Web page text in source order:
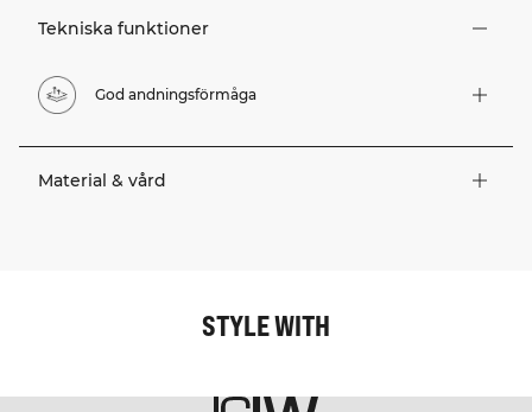
Tekniska funktioner
God andningsförmåga
Material & vård
STYLE WITH